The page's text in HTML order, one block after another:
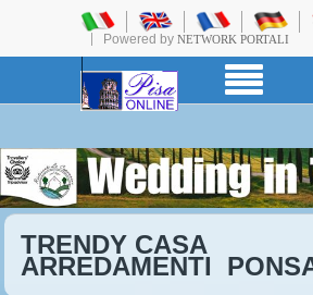
Powered by NETWORK PORTALI
TRENDY CASA
ARREDAMENTI